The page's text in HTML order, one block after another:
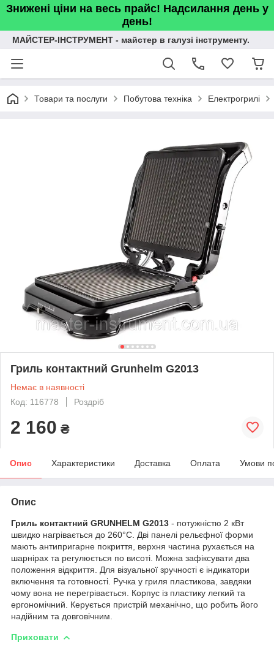
Знижені ціни на весь прайс! Надсилання день у
день!
МАЙСТЕР-ІНСТРУМЕНТ - майстер в галузі інструменту.
Товари та послуги Побутова техніка Електрогрилі
Гриль контактний Grunhelm G2013
Немає в наявності
Код: 116778
Роздріб
2 160 ₴
Опис Характеристики Доставка Оплата Умови
Опис
Гриль контактний GRUNHELM G2013 - потужністю 2 кВт
швидко нагрівається до 260°С. Дві панелі рельєфної форми
мають антипригарне покриття, верхня частина рухається на
шарнірах та регулюється по висоті. Можна зафіксувати два
положення відкриття. Для візуальної зручності є індикатори
включення та готовності. Ручка у гриля пластикова, завдяки
чому вона не перегрівається. Корпус із пластику легкий та
ергономічний. Керується пристрій механічно, що робить його
надійним та довговічним.
Приховати